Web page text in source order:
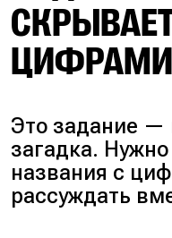
ЦИФРАМИ
Это задание —
загадка.
названия с
рассуждать